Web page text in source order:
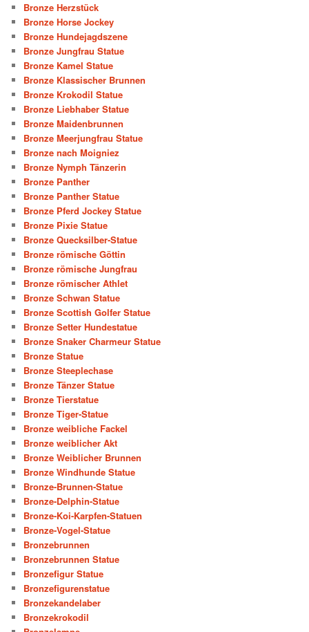
Bronze Herzstück
Bronze Horse Jockey
Bronze Hundejagdszene
Bronze Jungfrau Statue
Bronze Kamel Statue
Bronze Klassischer Brunnen
Bronze Krokodil Statue
Bronze Liebhaber Statue
Bronze Maidenbrunnen
Bronze Meerjungfrau Statue
Bronze nach Moigniez
Bronze Nymph Tänzerin
Bronze Panther
Bronze Panther Statue
Bronze Pferd Jockey Statue
Bronze Pixie Statue
Bronze Quecksilber-Statue
Bronze römische Göttin
Bronze römische Jungfrau
Bronze römischer Athlet
Bronze Schwan Statue
Bronze Scottish Golfer Statue
Bronze Setter Hundestatue
Bronze Snaker Charmeur Statue
Bronze Statue
Bronze Steeplechase
Bronze Tänzer Statue
Bronze Tierstatue
Bronze Tiger-Statue
Bronze weibliche Fackel
Bronze weiblicher Akt
Bronze Weiblicher Brunnen
Bronze Windhunde Statue
Bronze-Brunnen-Statue
Bronze-Delphin-Statue
Bronze-Koi-Karpfen-Statuen
Bronze-Vogel-Statue
Bronzebrunnen
Bronzebrunnen Statue
Bronzefigur Statue
Bronzefigurenstatue
Bronzekandelaber
Bronzekrokodil